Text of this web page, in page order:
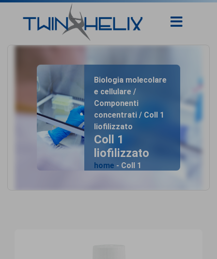
Biologia molecolare
e cellulare /
Componenti
concentrati / Coll 1
liofilizzato
Coll 1
liofilizzato
home - Coll 1